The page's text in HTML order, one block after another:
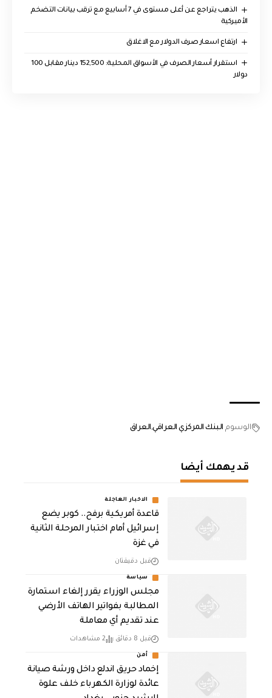
الذهب يتراجع عن أعلى مستوى في 7 أسابيع مع ترقب بيانات التضخم
الأميركية
ارتفاع اسعار صرف الدولار مع الاغلاق
استقرار أسعار الصرف في الأسواق المحلية: 152,500 دينار مقابل 100
دولار
الوسوم البنك المركزي العراقي العراق
قد يهمك أيضا
الاخبار العاجلة
قاعدة أمريكية برفح.. كوبر يضع
إسرائيل أمام اختبار المرحلة الثانية
في غزة
قبل دقيقتان
سياسة
مجلس الوزراء يقرر إلغاء استمارة
المطالبة بفواتير الهاتف الأرضي
عند تقديم أي معاملة
قبل 8 دقائق 2 مشاهدات
أمن
إخماد حريق اندلع داخل ورشة صيانة
عائدة لوزارة الكهرباء خلف علوة